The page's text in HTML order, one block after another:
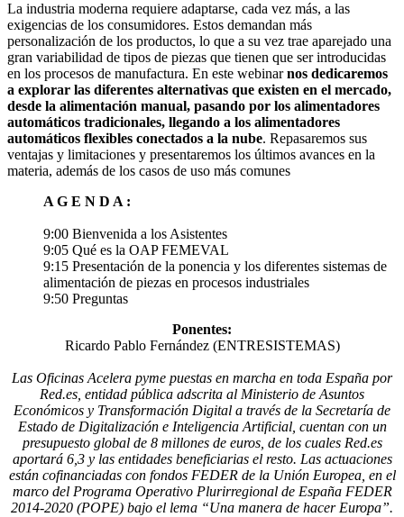
La industria moderna requiere adaptarse, cada vez más, a las
exigencias de los consumidores. Estos demandan más
personalización de los productos, lo que a su vez trae aparejado una
gran variabilidad de tipos de piezas que tienen que ser introducidas
en los procesos de manufactura. En este webinarnos dedicaremos
a explorar las diferentes alternativas que existen en el mercado,
desde la alimentación manual, pasando por los alimentadores
automáticos tradicionales, llegando a los alimentadores
automáticos flexibles conectados a la nube. Repasaremos sus
ventajas y limitaciones y presentaremos los últimos avances en la
materia, además de los casos de uso más comunes
A G E N D A :
9:00 Bienvenida a los Asistentes
9:05 Qué es la OAP FEMEVAL
9:15 Presentación de la ponencia y los diferentes sistemas de
alimentación de piezas en procesos industriales
9:50 Preguntas
Ponentes:
Ricardo Pablo Fernández (ENTRESISTEMAS)
Las Oficinas Acelera pyme puestas en marcha en toda España por
Red.es, entidad pública adscrita al Ministerio de Asuntos
Económicos y Transformación Digital a través de la Secretaría de
Estado de Digitalización e Inteligencia Artificial, cuentan con un
presupuesto global de 8 millones de euros, de los cuales Red.es
aportará 6,3 y las entidades beneficiarias el resto. Las actuaciones
están cofinanciadas con fondos FEDER de la Unión Europea, en el
marco del Programa Operativo Plurirregional de España FEDER
2014-2020 (POPE) bajo el lema “Una manera de hacer Europa”.